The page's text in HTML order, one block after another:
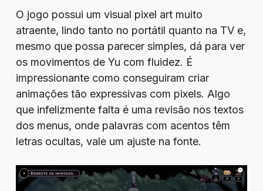
O jogo possui um visual pixel art muito
atraente, lindo tanto no portátil quanto na TV e,
mesmo que possa parecer simples, dá para ver
os movimentos de Yu com fluidez. É
impressionante como conseguiram criar
animações tão expressivas com pixels. Algo
que infelizmente falta é uma revisão nos textos
dos menus, onde palavras com acentos têm
letras ocultas, vale um ajuste na fonte.